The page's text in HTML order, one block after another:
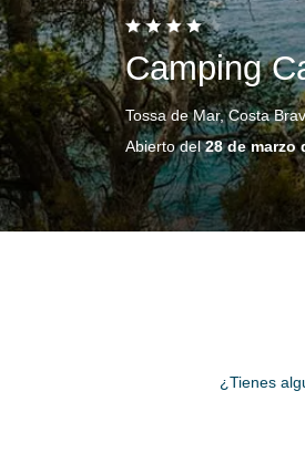
Camping
Tossa de Mar, Costa
Abierto del28 de marzo
¿Tienes